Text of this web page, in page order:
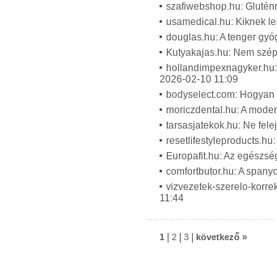
szafiwebshop.hu:
usamedical.hu: Kiknek
douglas.hu: A tenger
Kutyakajas.hu: Nem
2026-02-10 11:09
bodyselect.com:
moriczdental.hu: A
tarsasjatekok.hu: Ne
Europafit.hu: Az
comfortbutor.hu: A
vizvezetek-szerelo-
11:44
1 2 3 következő »